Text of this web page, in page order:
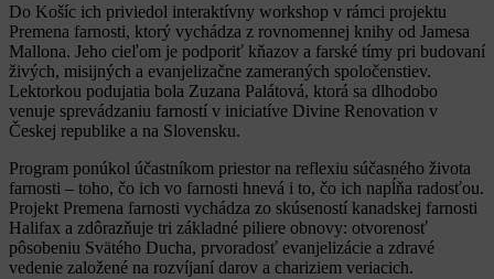
Do Košíc ich priviedol interaktívny workshop v rámci projektu
Premena farnosti, ktorý vychádza z rovnomennej knihy od Jamesa
Mallona. Jeho cieľom je podporiť kňazov a farské tímy pri budovaní
živých, misijných a evanjelizačne zameraných spoločenstiev.
Lektorkou podujatia bola Zuzana Palátová, ktorá sa dlhodobo
venuje sprevádzaniu farností v iniciatíve Divine Renovation v
Českej republike a na Slovensku.
Program ponúkol účastníkom priestor na reflexiu súčasného života
farnosti – toho, čo ich vo farnosti hnevá i to, čo ich napĺňa radosťou.
Projekt Premena farnosti vychádza zo skúseností kanadskej farnosti
Halifax a zdôrazňuje tri základné piliere obnovy: otvorenosť
pôsobeniu Svätého Ducha, prvoradosť evanjelizácie a zdravé
vedenie založené na rozvíjaní darov a chariziem veriacich.